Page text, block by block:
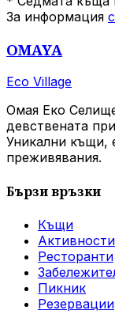
За информация
OMAYA
Eco Village
Омая Еко
девствената
Уникални къщи,
преживявания.
Бързи връзки
Къщи
Активности
Ресторанти
Пикник
Резервации